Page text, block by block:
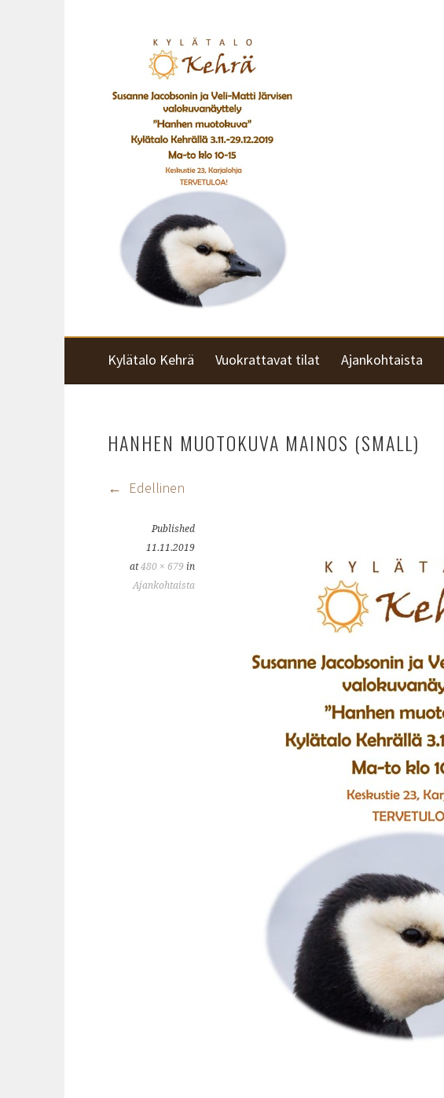
KYLÄTALO KEHRÄ
Kylätalo Kehrä Vuokrattavat tilat Ajankohtaista
HANHEN MUOTOKUVA MAINOS (SMALL)
Edellinen
Published
11.11.2019
at480 × 679 in
Ajankohtaista